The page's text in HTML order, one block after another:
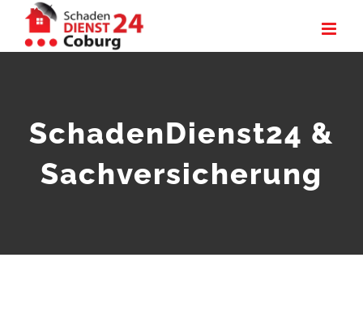
Inhalt
SchadenDienst24 &
Sachversicherung